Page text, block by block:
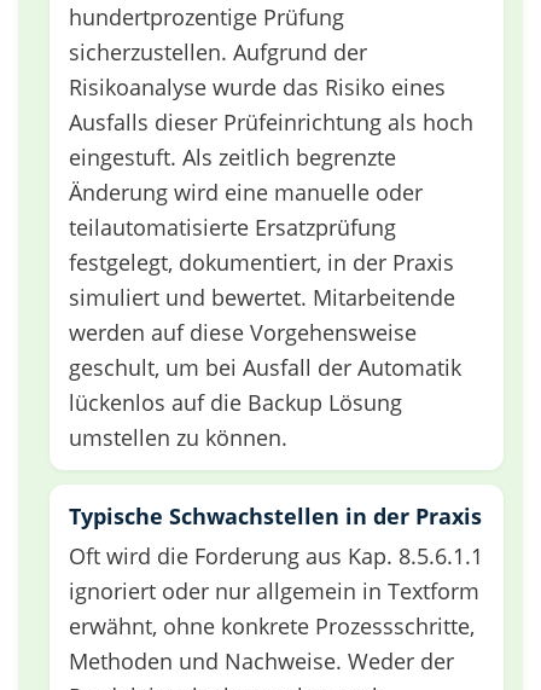
hundertprozentige Prüfung
sicherzustellen. Aufgrund der
Risikoanalyse wurde das Risiko eines
Ausfalls dieser Prüfeinrichtung als hoch
eingestuft. Als zeitlich begrenzte
Änderung wird eine manuelle oder
teilautomatisierte Ersatzprüfung
festgelegt, dokumentiert, in der Praxis
simuliert und bewertet. Mitarbeitende
werden auf diese Vorgehensweise
geschult, um bei Ausfall der Automatik
lückenlos auf die Backup Lösung
umstellen zu können.
Typische Schwachstellen in der Praxis
Oft wird die Forderung aus Kap. 8.5.6.1.1
ignoriert oder nur allgemein in Textform
erwähnt, ohne konkrete Prozessschritte,
Methoden und Nachweise. Weder der